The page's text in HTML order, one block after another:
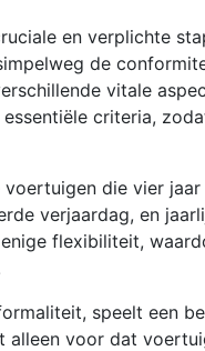
en verplichte
de
vitale
criteria,
die vier
verjaardag, en
flexibiliteit,
speelt een
alleen voor dat